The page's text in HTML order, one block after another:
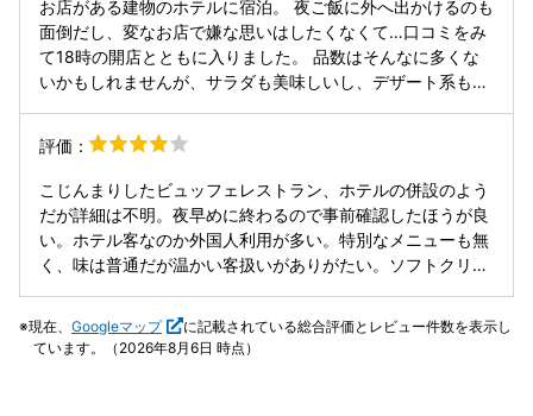
すくなると思います。
お店がある建物のホテルに宿泊。 夜ご飯に外へ出かけるのも
面倒だし、変なお店で嫌な思いはしたくなくて…口コミをみ
て18時の開店とともに入りました。 品数はそんなに多くな
いかもしれませんが、サラダも美味しいし、デザート系もあ
キャベツ、あとカレー、ソフトクリーム🍦です。 カレーは甘
辛く野菜もしっかり入っており、一口めから止まらぬ😂 山
梨ならではのほうとうもあり、お腹いっぱいになりました。
電話予約も出来るようなので、あらかじめ予約した方が安心
かもしれません。
評価：
こじんまりしたビュッフェレストラン、ホテルの併設のよう
だが詳細は不明。夜早めに終わるので事前確認したほうが良
い。ホテル客なのか外国人利用が多い。特別なメニューも無
く、味は普通だが温かい客扱いがありがたい。ソフトクリー
現在、 Googleマップ
に記載されている総合評価とレビュー件数を表示し
ています。（2026年8月6日 時点）